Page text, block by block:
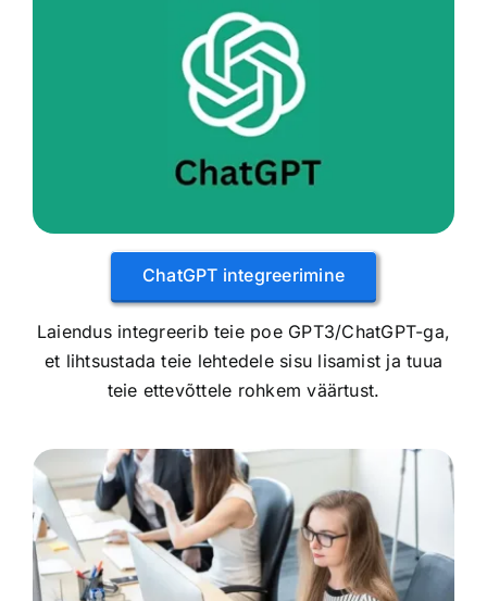
ChatGPT integreerimine
Laiendus integreerib teie poe GPT3/ChatGPT-ga,
et lihtsustada teie lehtedele sisu lisamist ja tuua
teie ettevõttele rohkem väärtust.